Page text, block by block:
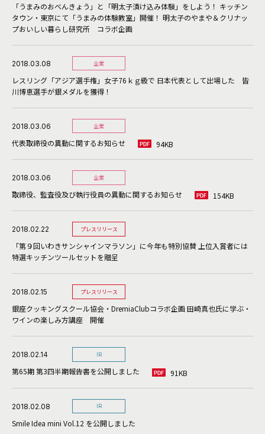
「うまみのおべんきょう」と「明太子漬け込み体験」をしよう！ キッチン
タウン・東京にて「うまみの体験教室」開催！ 明太子のやまや＆クリナッ
プおいしい暮らし研究所 コラボ企画
2018.03.08 企業
レスリング「アジア選手権」女子76ｋｇ級で 日本代表として出場した 皆
川博恵選手が銀メダルを獲得！
2018.03.06 企業
代表取締役の異動に関するお知らせ 94KB
2018.03.06 企業
取締役、監査役及び執行役員の異動に関するお知らせ 154KB
2018.02.22 プレスリリース
「第９回いわきサンシャインマラソン」に今年も特別協賛 上位入賞者には
特選キッチンツールセットを贈呈
2018.02.15 プレスリリース
銀座クッキングスクール協会・DremiaClubコラボ企画 田崎真也氏に学ぶ・
ワインの楽しみ方講座 開催
2018.02.14 IR
第65期 第3四半期報告書を公開しました 91KB
2018.02.08 IR
Smile Idea mini Vol.12 を公開しました